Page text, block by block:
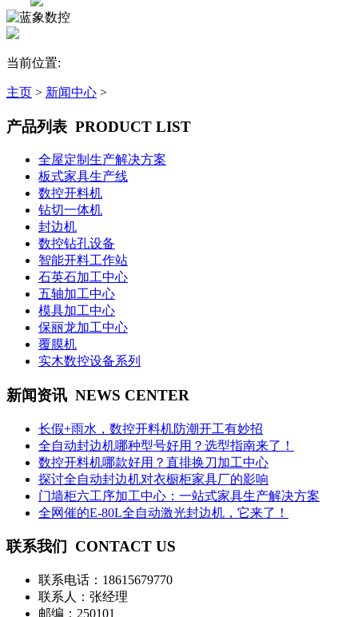
当前位置:
主页 > 新闻中心 >
产品列表 PRODUCT LIST
全屋定制生产解决方案
板式家具生产线
数控开料机
钻切一体机
封边机
数控钻孔设备
智能开料工作站
石英石加工中心
五轴加工中心
模具加工中心
保丽龙加工中心
覆膜机
实木数控设备系列
新闻资讯 NEWS CENTER
长假+雨水，数控开料机防潮开工有妙招
全自动封边机哪种型号好用？选型指南来了！
数控开料机哪款好用？直排换刀加工中心
探讨全自动封边机对衣橱柜家具厂的影响
门墙柜六工序加工中心：一站式家具生产解决方案
全网催的E-80L全自动激光封边机，它来了！
联系我们 CONTACT US
联系电话： 18615679770
联系人：张经理
邮编：250101